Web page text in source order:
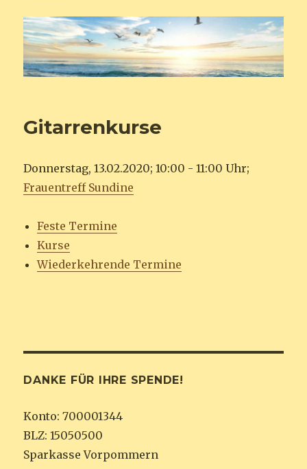
Gitarrenkurse
Donnerstag, 13.02.2020; 10:00 - 11:00 Uhr;
Frauentreff Sundine
Feste Termine
Kurse
Wiederkehrende Termine
DANKE FÜR IHRE SPENDE!
Konto: 700001344
BLZ: 15050500
Sparkasse Vorpommern